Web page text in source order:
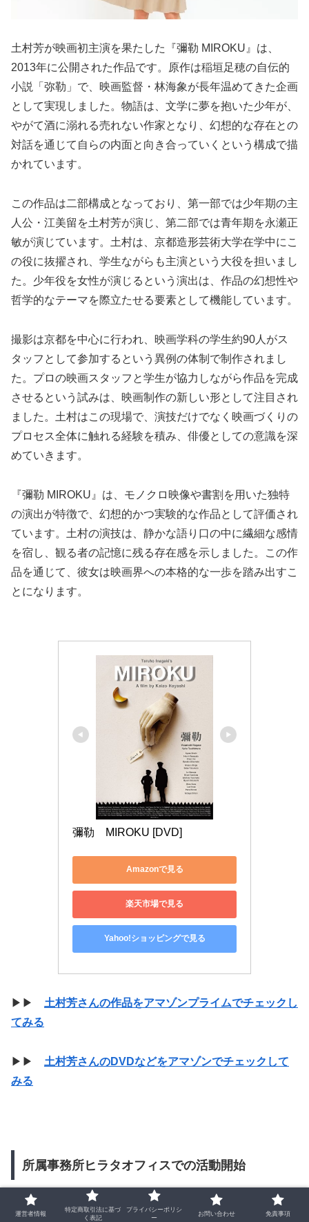
土村芳が映画初主演を果たした『彌勒 MIROKU』は、
2013年に公開された作品です。原作は稲垣足穂の自伝的
小説「弥勒」で、映画監督・林海象が長年温めてきた企画
として実現しました。物語は、文学に夢を抱いた少年が、
やがて酒に溺れる売れない作家となり、幻想的な存在との
対話を通じて自らの内面と向き合っていくという構成で描
かれています。
この作品は二部構成となっており、第一部では少年期の主
人公・江美留を土村芳が演じ、第二部では青年期を永瀬正
敏が演じています。土村は、京都造形芸術大学在学中にこ
の役に抜擢され、学生ながらも主演という大役を担いまし
た。少年役を女性が演じるという演出は、作品の幻想性や
哲学的なテーマを際立たせる要素として機能しています。
撮影は京都を中心に行われ、映画学科の学生約90人がス
タッフとして参加するという異例の体制で制作されまし
た。プロの映画スタッフと学生が協力しながら作品を完成
させるという試みは、映画制作の新しい形として注目され
ました。土村はこの現場で、演技だけでなく映画づくりの
プロセス全体に触れる経験を積み、俳優としての意識を深
めていきます。
『彌勒 MIROKU』は、モノクロ映像や書割を用いた独特
の演出が特徴で、幻想的かつ実験的な作品として評価され
ています。土村の演技は、静かな語り口の中に繊細な感情
を宿し、観る者の記憶に残る存在感を示しました。この作
品を通じて、彼女は映画界への本格的な一歩を踏み出すこ
とになります。
彌勒　MIROKU [DVD]
Amazonで見る
楽天市場で見る
Yahoo!ショッピングで見る
▶▶ 土村芳さんの作品をアマゾンプライムでチェックし
てみる
▶▶ 土村芳さんのDVDなどをアマゾンでチェックして
みる
所属事務所ヒラタオフィスでの活動開始
土村芳は京都造形芸術大学を卒業後、ヒラタオフィスに所
運営者情報
特定商取引法に基づ
く表記
プライバシーポリシ
ー
お問い合わせ 免責事項